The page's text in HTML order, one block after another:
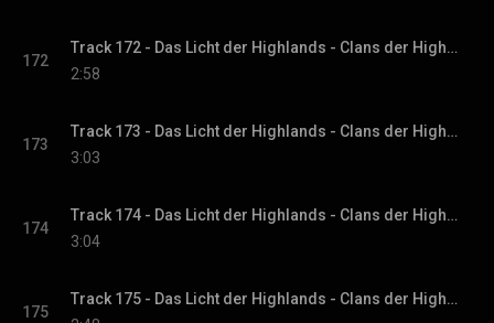
172
Track 172 - Das Licht der Highlands - Clans der Highlands-Reihe, Band 1
2:58
173
Track 173 - Das Licht der Highlands - Clans der Highlands-Reihe, Band 1
3:03
174
Track 174 - Das Licht der Highlands - Clans der Highlands-Reihe, Band 1
3:04
175
Track 175 - Das Licht der Highlands - Clans der Highlands-Reihe, Band 1